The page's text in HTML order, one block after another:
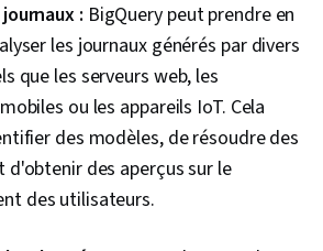
Learn (Bibliothèque d'apprentissage
IA générative, Programmation
Analyse des séries temporelles et
Apprentissage par renforcement,
profond, Réduction de la
Apprentissage supervisé,
de modèles génératifs, Science
: BigQuery peut prendre en
les journaux générés par divers
que les serveurs web, les
ou les appareils IoT. Cela
des modèles, de résoudre des
d'obtenir des aperçus sur le
des utilisateurs.